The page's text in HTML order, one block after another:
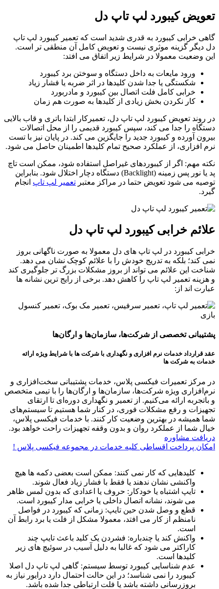
تعویض کیبورد لپ تاپ دل
گاهی خرابی کیبورد به ‌قدری شدید است که تعمیر کیبورد لپ تاپ
دل دیگر گزینه‌ موثری نیست و تعویض کامل آن منطقی ‌تر است.
این وضعیت معمولا در شرایط زیر اتفاق می‌ افتد:
ورود مایعات به داخل دستگاه و سوختن برد کیبورد
شکستگی یا جدا شدن کلیدها در اثر ضربه یا فشار زیاد
خرابی کامل فلت اتصال بین کیبورد و مادربورد
کار نکردن بخش زیادی از کلیدها به‌ صورت هم ‌زمان
در روند تعویض کیبورد لپ تاپ دل، تعمیرکار ابتدا باتری و قاب بالایی
دستگاه را جدا می ‌کند، سپس کیبورد قدیمی را از محل اتصالات
بیرون آورده و کیبورد جدید را جایگزین می ‌کند. در پایان نیز با تست
نرم ‌افزاری، از عملکرد صحیح تمام کلیدها اطمینان حاصل می ‌شود.
نکته مهم: اگر از کیبوردهای غیراصل استفاده شود، ممکن است تاچ
‌پد یا نور پس ‌زمینه (Backlight) دستگاه دچار اختلال شود. بنابراین
توصیه می ‌شود تعویض حتما در مراکز معتبر تعمیر لپ تاپ انجام
گیرد.
علائم خرابی کیبورد لپ تاپ دل
خرابی کیبورد در لپ ‌تاپ ‌های دل معمولا به ‌صورت ناگهانی بروز
نمی ‌کند؛ بلکه به ‌تدریج خودش را با علائم کوچک نشان می ‌دهد.
شناخت این علائم می ‌تواند از بروز مشکلات بزرگ ‌تر جلوگیری کند
و هزینه تعمیر لپ تاپ را کاهش دهد. برخی از رایج ‌ترین نشانه ‌ها
عبارت ‌اند از:
پشتیبانی تخصصی از شرکت‌ها، سازمان‌ها و ارگان‌ها
عقد قرارداد خدمات نرم افزاری و نگهداری با شرکت ها با شرایط ویژه ارائه
خدمات به شرکت ها
در مرکز تعمیرات فیکسی پلاس، خدمات پشتیبانی سخت‌افزاری و
نرم‌افزاری ویژه شرکت‌ها، سازمان‌ها و ارگان‌ها را با تیمی متخصص
و باتجربه ارائه می‌کنیم. از تعمیر و نگهداری دوره‌ای تا ارتقای
تجهیزات و رفع مشکلات فوری، در کنار شما هستیم تا سیستم‌های
شما همیشه در بهترین وضعیت کار کنند. با خدمات فیکسی پلاس،
خیال شما از عملکرد روان و بدون وقفه تجهیزات راحت خواهد بود.
دریافت مشاوره
امکان پرداخت اقساطی کلیه خدمات در مجموعه فیکسی پلاس !
کلیدهایی که کار نمی ‌کنند: ممکن است بعضی دکمه‌ ها هیچ
واکنشی نشان ندهند یا فقط با فشار زیاد فعال شوند.
تایپ اشتباه یا خودکار: حروف یا اعدادی که بدون لمس ظاهر
می ‌شوند، نشانه‌ اتصال داخلی یا خرابی مدار کیبورد است.
قطع و وصل شدن حین تایپ: زمانی که کیبورد در فواصل
نامنظم از کار می ‌افتد، معمولا مشکل از فلت یا برد رابط آن
است.
واکنش کند یا چندباره: فشردن یک کلید باعث تایپ چند
کاراکتر می‌ شود که غالبا به دلیل آسیب در سوئیچ‌ های زیر
کلیدها است.
عدم شناسایی کیبورد توسط سیستم: گاهی لپ ‌تاپ دل اصلا
کیبورد را نمی‌ شناسد؛ در این حالت احتمال دارد درایور نیاز به
بروزرسانی داشته باشد یا فلت ارتباطی جدا شده باشد.